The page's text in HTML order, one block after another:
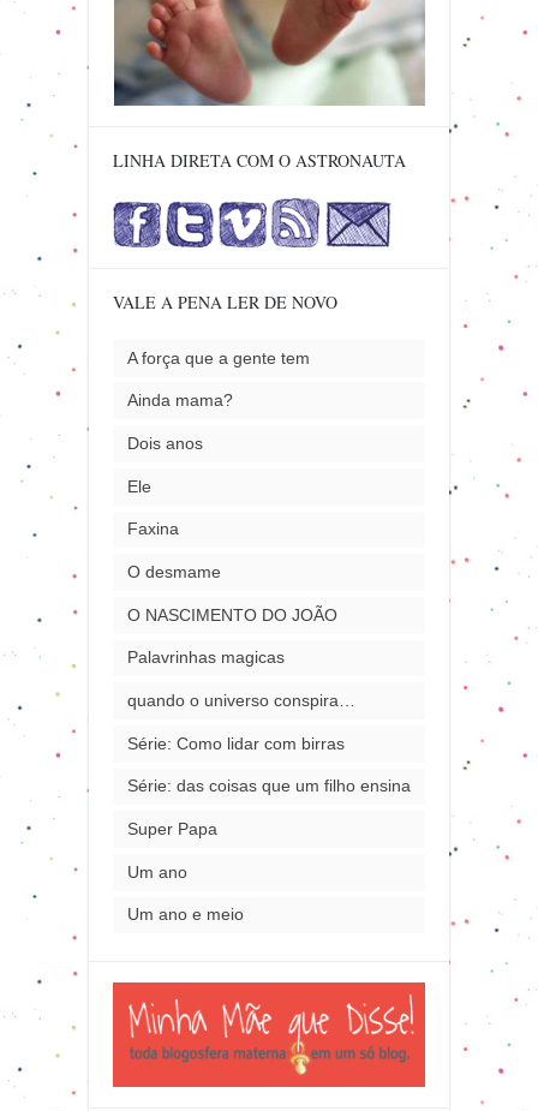
LINHA DIRETA COM O ASTRONAUTA
VALE A PENA LER DE NOVO
A força que a gente tem
Ainda mama?
Dois anos
Ele
Faxina
O desmame
O NASCIMENTO DO JOÃO
Palavrinhas magicas
quando o universo conspira…
Série: Como lidar com birras
Série: das coisas que um filho ensina
Super Papa
Um ano
Um ano e meio